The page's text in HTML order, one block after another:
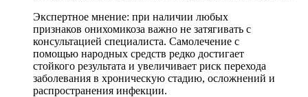
Экспертное мнение: при наличии любых
признаков онихомикоза важно не затягивать с
консультацией специалиста. Самолечение с
помощью народных средств редко достигает
стойкого результата и увеличивает риск перехода
заболевания в хроническую стадию, осложнений и
распространения инфекции.